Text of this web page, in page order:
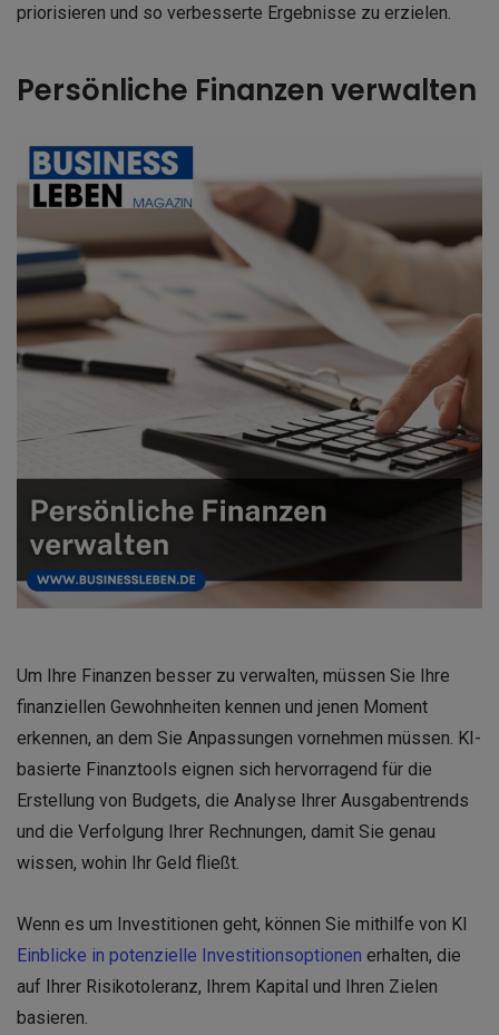
priorisieren und so verbesserte Ergebnisse zu erzielen.
Persönliche Finanzen verwalten
Um Ihre Finanzen besser zu verwalten, müssen Sie Ihre
finanziellen Gewohnheiten kennen und jenen Moment
erkennen, an dem Sie Anpassungen vornehmen müssen. KI-
basierte Finanztools eignen sich hervorragend für die
Erstellung von Budgets, die Analyse Ihrer Ausgabentrends
und die Verfolgung Ihrer Rechnungen, damit Sie genau
wissen, wohin Ihr Geld fließt.
Wenn es um Investitionen geht, können Sie mithilfe von KI
Einblicke in potenzielle Investitionsoptionen erhalten, die
auf Ihrer Risikotoleranz, Ihrem Kapital und Ihren Zielen
basieren.